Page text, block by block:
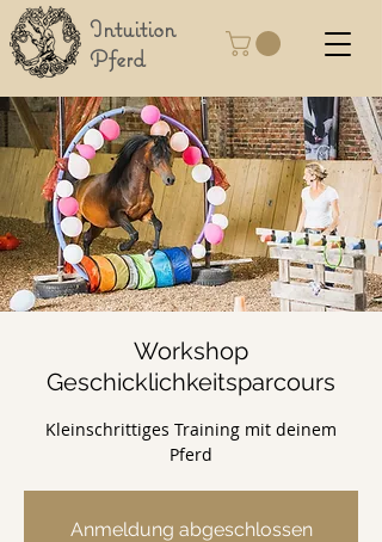
Intuition
Pferd
Workshop
Geschicklichkeitsparcours
Kleinschrittiges Training mit deinem
Pferd
Anmeldung abgeschlossen